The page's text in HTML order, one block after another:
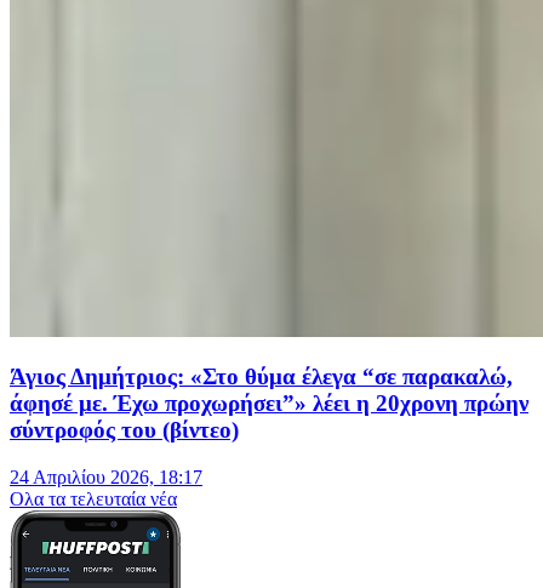
Άγιος Δημήτριος: «Στο θύμα έλεγα “σε παρακαλώ,
άφησέ με. Έχω προχωρήσει”» λέει η 20χρονη πρώην
σύντροφός του (βίντεο)
24 Απριλίου 2026, 18:17
Oλα τα τελευταία νέα